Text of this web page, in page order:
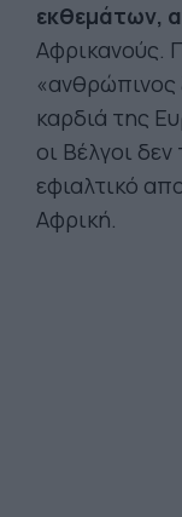
εκθεμάτων,
Αφρικανούς.
«ανθρώπινος
καρδιά της
οι Βέλγοι
εφιαλτικό
Αφρική.